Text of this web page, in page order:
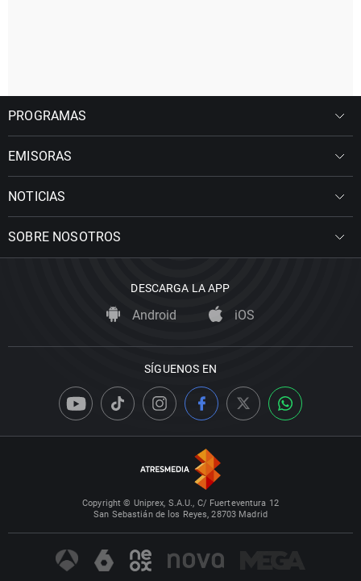
PROGRAMAS
EMISORAS
NOTICIAS
SOBRE NOSOTROS
DESCARGA LA APP
Android iOS
SÍGUENOS EN
Copyright © Uniprex, S.A.U., C/ Fuerteventura 12
San Sebastián de los Reyes, 28703 Madrid